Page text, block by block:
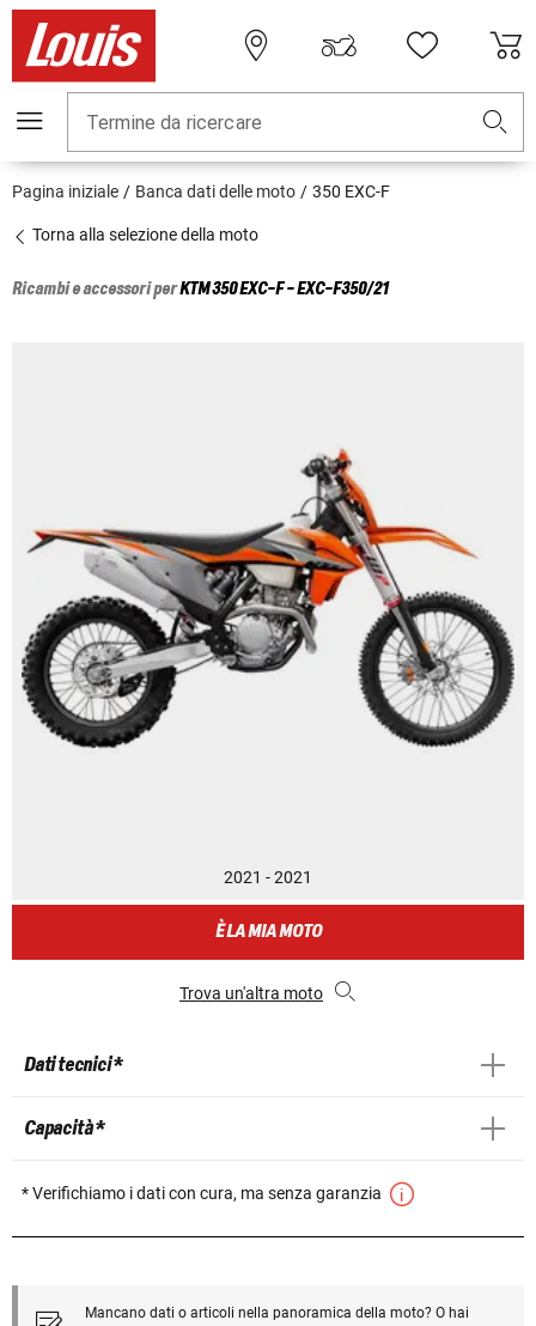
Termine da ricercare
Pagina iniziale Banca dati delle moto 350 EXC-F
Torna alla selezione della moto
Ricambi e accessori perKTM350 EXC-F - EXC-F350/21
2021 - 2021
È LA MIA MOTO
Trova un'altra moto
Dati tecnici *
Capacità *
* Verifichiamo i dati con cura, ma senza garanzia
Mancano dati o articoli nella panoramica della moto? O hai